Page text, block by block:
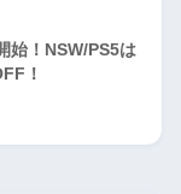
始！NSW/PS5は
！